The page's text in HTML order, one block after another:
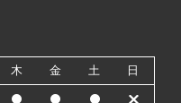
木 金 土 日